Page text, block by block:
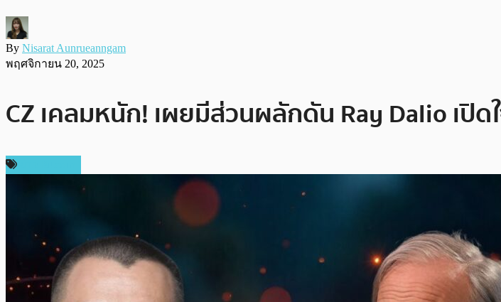
By Nisarat Aunrueanngam
พฤศจิกายน 20, 2025
CZ เคลมหนัก! เผยมีส่วนผลักดัน Ray Dalio เปิ